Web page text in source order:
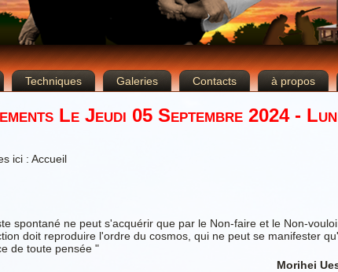
Techniques Galeries Contacts
à propos
Le Jeudi 05 Septembre 2024 -
ici : Accueil
spontané ne peut s'acquérir que par le Non-faire et le Non-
doit reproduire l'ordre du cosmos, qui ne peut se manifester
de toute pensée "
Morihei